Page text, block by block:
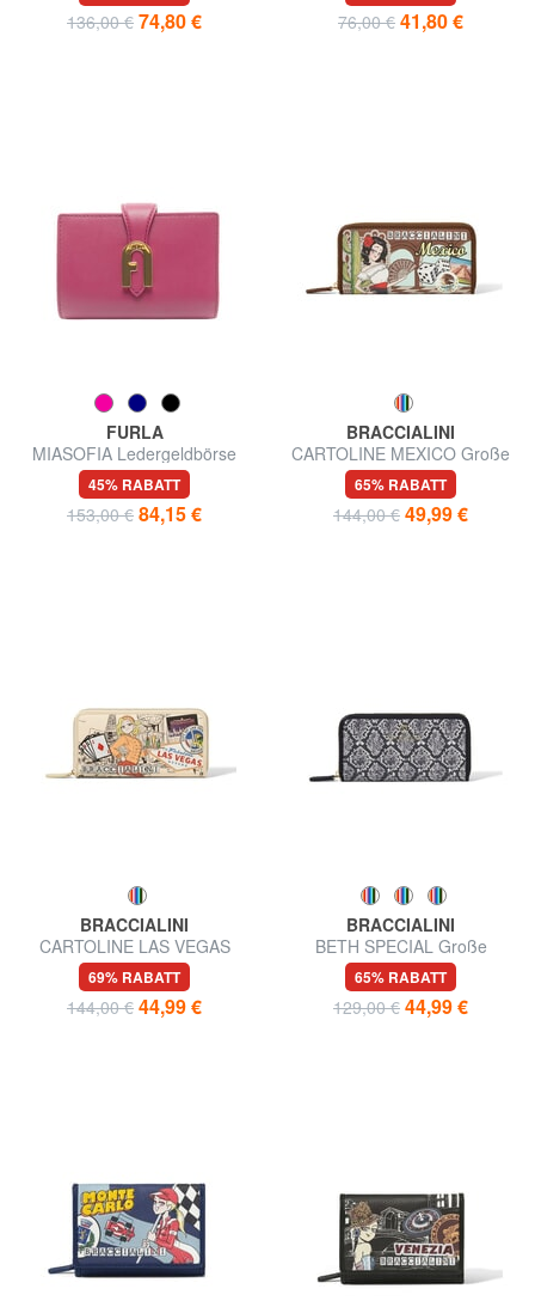
136,00 € 74,80 € 76,00 € 41,80 €
FURLA
MIASOFIA Ledergeldbörse
45% RABATT
153,00 € 84,15 €
BRACCIALINI
CARTOLINE MEXICO Große
Geldbörse mit Rundum-
Reißverschluss
65% RABATT
144,00 € 49,99 €
BRACCIALINI
CARTOLINE LAS VEGAS
Große Geldbörse
69% RABATT
144,00 € 44,99 €
BRACCIALINI
BETH SPECIAL Große
Geldbörse mit Rundum-
Reißverschluss
65% RABATT
129,00 € 44,99 €